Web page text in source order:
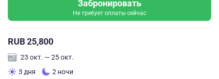
Забронировать
Не требует оплаты сейчас
RUB 25,800
23 окт. — 25 окт.
3 дня
2 ночи